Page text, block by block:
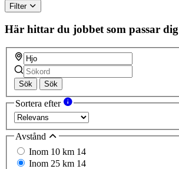
Filter
Här hittar du jobbet som passar dig
Sök Sök
Sortera efter
Avstånd
Inom 10 km 14
Inom 25 km 14